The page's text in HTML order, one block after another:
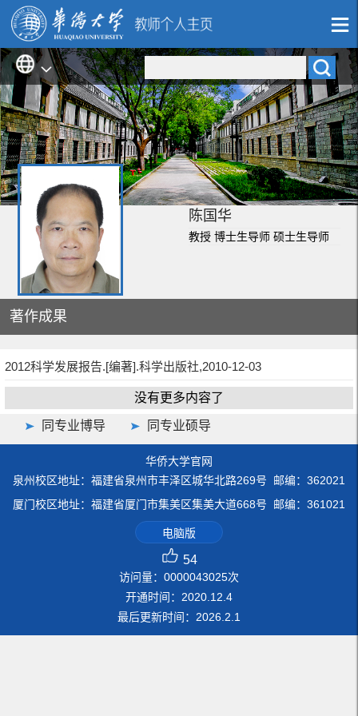
陈国华
教授 博士生导师 硕士生导师
著作成果
2012科学发展报告.[编著].科学出版社,2010-12-03
没有更多内容了
同专业博导 同专业硕导
华侨大学官网
泉州校区地址：福建省泉州市丰泽区城华北路269号 邮编：362021
厦门校区地址：福建省厦门市集美区集美大道668号 邮编：361021
电脑版
54
访问量： 0000043025次
开通时间： 2020 12 4
最后更新时间： 2026 2 1